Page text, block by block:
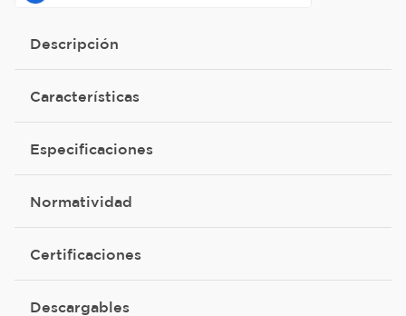
Descripción
Características
Especificaciones
Normatividad
Certificaciones
Descargables